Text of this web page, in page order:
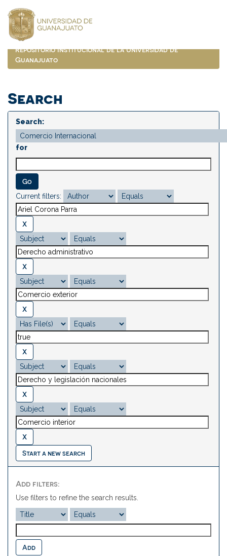
navigation
Repositorio Institucional de la Universidad de
Guanajuato
Search
Search:
for
Current filters:
Start a new search
Add filters:
Use filters to refine the search results.